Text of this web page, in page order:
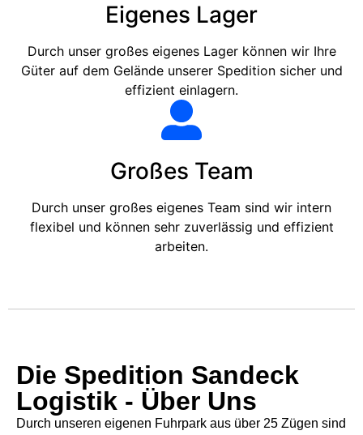
Eigenes Lager
Durch unser großes eigenes Lager können wir Ihre
Güter auf dem Gelände unserer Spedition sicher und
effizient einlagern.
Großes Team
Durch unser großes eigenes Team sind wir intern
flexibel und können sehr zuverlässig und effizient
arbeiten.
Die Spedition Sandeck
Logistik - Über Uns
Durch unseren eigenen Fuhrpark aus über 25 Zügen sind